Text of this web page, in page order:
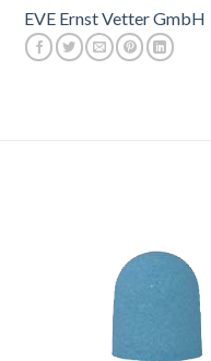
EVE Ernst Vetter GmbH